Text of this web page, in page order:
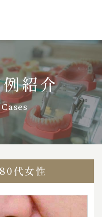
紹介
代女性